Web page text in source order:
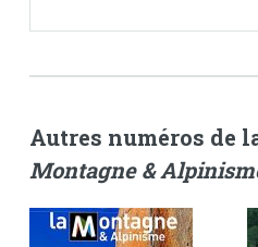
Autres numéros de
Montagne &